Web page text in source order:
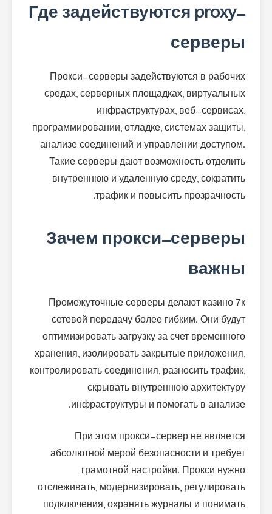
Где задействуются proxy-
серверы
Прокси-серверы задействуются в рабочих
средах, серверных площадках, виртуальных
инфраструктурах, веб-сервисах,
программировании, отладке, системах защиты,
анализе соединений и управлении доступом.
Такие серверы дают возможность отделить
внутреннюю и удаленную среду, сократить
трафик и повысить прозрачность.
Зачем прокси-серверы
важны
Промежуточные серверы делают казино 7к
сетевой передачу более гибким. Они будут
оптимизировать загрузку за счет временного
хранения, изолировать закрытые приложения,
контролировать соединения, разносить трафик,
скрывать внутреннюю архитектуру
инфраструктуры и помогать в анализе.
При этом прокси-сервер не является
абсолютной мерой безопасности и требует
грамотной настройки. Прокси нужно
отслеживать, модернизировать, регулировать
подключения, охранять журналы и понимать